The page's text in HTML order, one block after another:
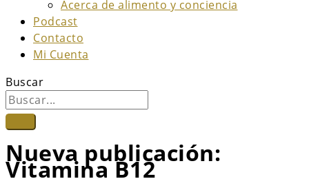
Acerca de alimento y conciencia
Podcast
Contacto
Mi Cuenta
Buscar
Nueva publicación:
Vitamina B12